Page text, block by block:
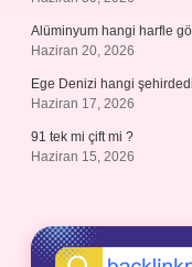
Alüminyum hangi harfle
Haziran 20, 2026
Ege Denizi hangi
Haziran 17, 2026
91 tek mi çift mi ?
Haziran 15, 2026